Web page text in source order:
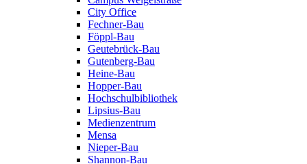
City Office
Fechner-Bau
Föppl-Bau
Geutebrück-Bau
Gutenberg-Bau
Heine-Bau
Hopper-Bau
Hochschulbibliothek
Lipsius-Bau
Medienzentrum
Mensa
Nieper-Bau
Shannon-Bau